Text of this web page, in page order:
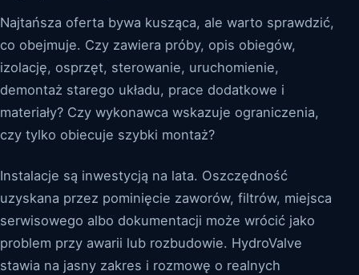
Najtańsza oferta bywa kusząca, ale warto sprawdzić,
co obejmuje. Czy zawiera próby, opis obiegów,
izolację, osprzęt, sterowanie, uruchomienie,
demontaż starego układu, prace dodatkowe i
materiały? Czy wykonawca wskazuje ograniczenia,
czy tylko obiecuje szybki montaż?
Instalacje są inwestycją na lata. Oszczędność
uzyskana przez pominięcie zaworów, filtrów, miejsca
serwisowego albo dokumentacji może wrócić jako
problem przy awarii lub rozbudowie. HydroValve
stawia na jasny zakres i rozmowę o realnych